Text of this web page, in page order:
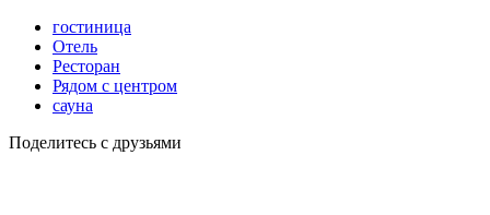
гостиница
Отель
Ресторан
Рядом с центром
сауна
Поделитесь с друзьями